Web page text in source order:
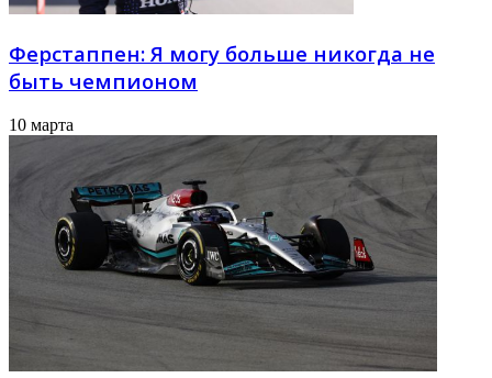
Ферстаппен: Я могу больше никогда не
быть чемпионом
10 марта